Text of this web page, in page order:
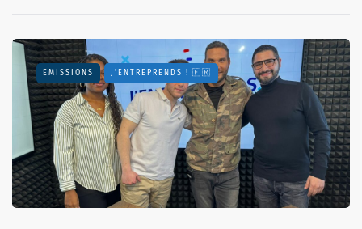
EMISSIONS J'ENTREPRENDS ! 🇫🇷